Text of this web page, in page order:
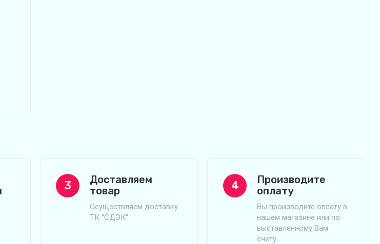
3
Доставляем
товар
Осуществляем доставку
ТК "СДЭК"
4
Производите
оплату
Вы производите оплату в
нашем магазине или по
выставленному Вам
счету.